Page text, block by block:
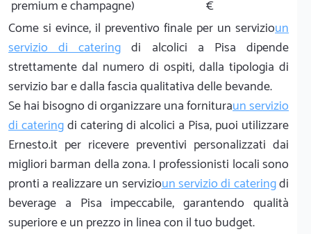
premium e champagne)
€
Come si evince, il preventivo finale per un servizioun
servizio di catering di alcolici a Pisa dipende
strettamente dal numero di ospiti, dalla tipologia di
servizio bar e dalla fascia qualitativa delle bevande.
Se hai bisogno di organizzare una fornituraun servizio
di cateringdi catering di alcolici a Pisa, puoi utilizzare
Ernesto.it per ricevere preventivi personalizzati dai
migliori barman della zona. I professionisti locali sono
pronti a realizzare un servizioun servizio di cateringdi
beverage a Pisa impeccabile, garantendo qualità
superiore e un prezzo in linea con il tuo budget.